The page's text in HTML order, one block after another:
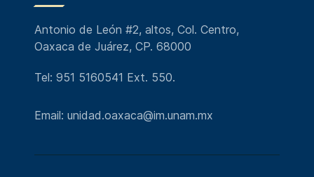
Antonio de León #2, altos, Col. Centro,
Oaxaca de Juárez, CP. 68000
Tel: 951 5160541 Ext. 550.
Email: unidad.oaxaca@im.unam.mx